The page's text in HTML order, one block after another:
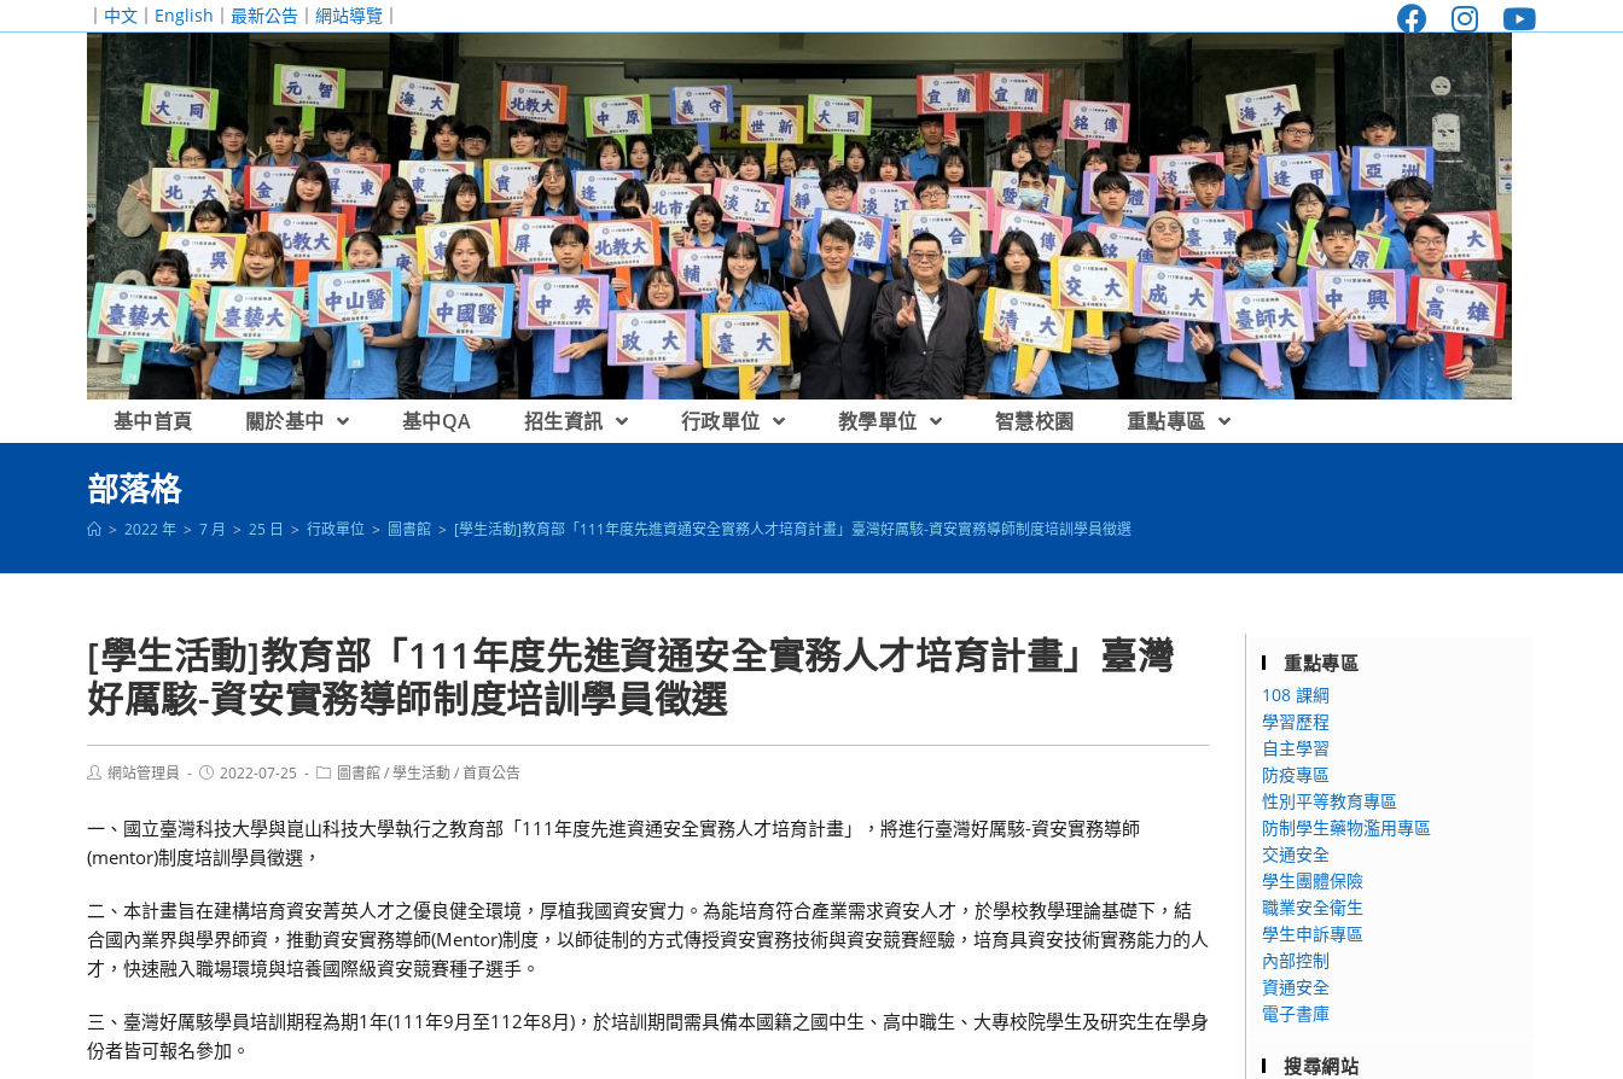
｜ 中文 ｜ English ｜ 最新公告 ｜ 網站導覽 ｜
基中首頁 關於基中 基中QA 招生資訊 行政單位 教學單位 智慧校園 重點專區
部落格
> 2022 年 > 7 月 > 25 日 > 行政單位 > 圖書館 > [學生活動]教育部「111年度先進資通安全實務人才培育計畫」臺灣好厲駭-資安實務導師制度培訓學員徵選
[學生活動]教育部「111年度先進資通安全實務人才培育計畫」臺灣
好厲駭-資安實務導師制度培訓學員徵選
Post網站管理員
Post2022-07-25
Post圖書館/學生活動/首頁公告
一、國立臺灣科技大學與崑山科技大學執行之教育部「111年度先進資通安全實務人才培育計畫」，將進行臺灣好厲駭-資安實務導師
(mentor)制度培訓學員徵選，
二、本計畫旨在建構培育資安菁英人才之優良健全環境，厚植我國資安實力。為能培育符合產業需求資安人才，於學校教學理論基礎下，結
合國內業界與學界師資，推動資安實務導師(Mentor)制度，以師徒制的方式傳授資安實務技術與資安競賽經驗，培育具資安技術實務能力的人
才，快速融入職場環境與培養國際級資安競賽種子選手。
三、臺灣好厲駭學員培訓期程為期1年(111年9月至112年8月)，於培訓期間需具備本國籍之國中生、高中職生、大專校院學生及研究生在學身
份者皆可報名參加。
重點專區
108 課綱
學習歷程
自主學習
防疫專區
性別平等教育專區
防制學生藥物濫用專區
交通安全
學生團體保險
職業安全衛生
學生申訴專區
內部控制
資通安全
電子書庫
搜尋網站